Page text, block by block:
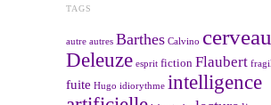
TAGS
autre autres Barthes Calvino cerveau
Deleuze esprit fiction Flaubert
fuite Hugo idiorythme intelligence